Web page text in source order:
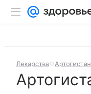
Лекарства Артогистан